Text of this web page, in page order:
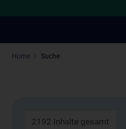
Home Suche
2192 Inhalte gesamt